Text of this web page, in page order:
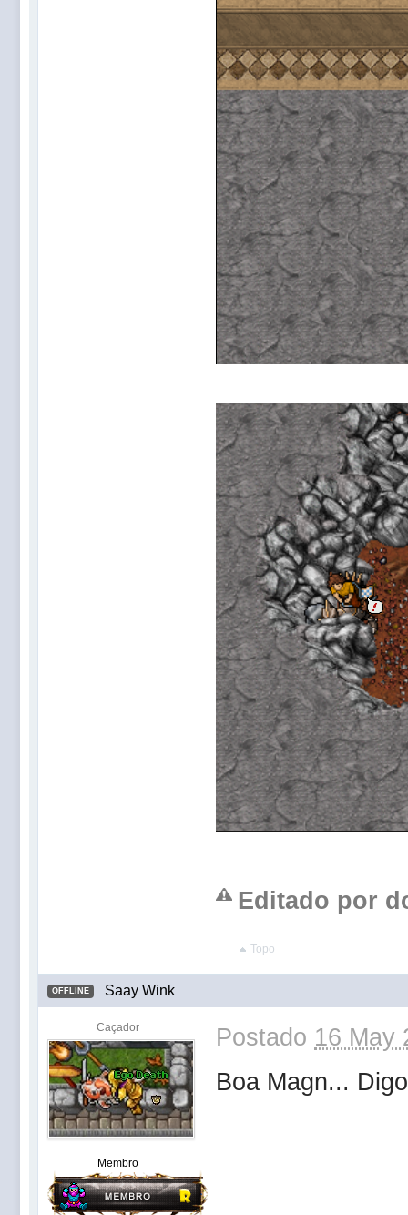
Editado por
Topo
OFFLINE Saay Wink
Caçador
Membro
Postado 16 May
Boa Magn...